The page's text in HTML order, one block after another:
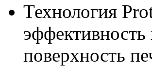
Технология
поверхность